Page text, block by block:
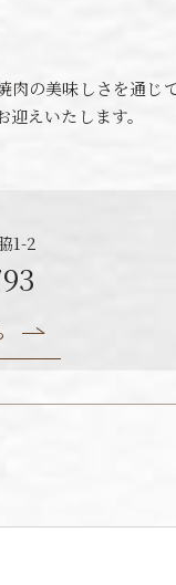
の美味しさを通じ
えいたします。
1-2